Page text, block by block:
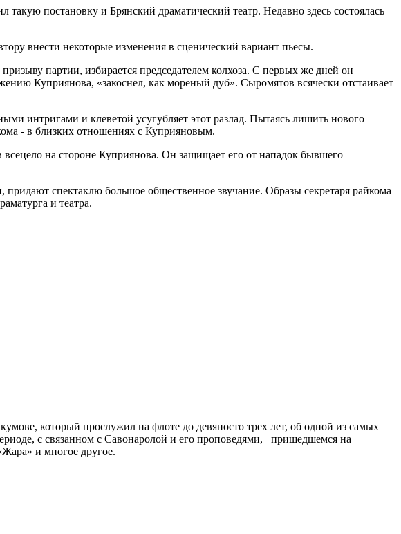
постановку и Брянский драматический театр. Недавно здесь состоялась
внести некоторые изменения в сценический вариант пьесы.
партии, избирается председателем колхоза. С первых же дней он
Куприянова, «закоснел, как мореный дуб». Сыромятов всячески отстаивает
интригами и клеветой усугубляет этот разлад. Пытаясь лишить нового
- в близких отношениях с Куприяновым.
на стороне Куприянова. Он защищает его от нападок бывшего
спектаклю большое общественное звучание. Образы секретаря райкома
и театра.
который прослужил на флоте до девяносто трех лет, об одной из самых
с связанном с Савонаролой и его проповедями, пришедшемся на
и многое другое.